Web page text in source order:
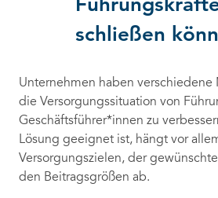
schließen
Unternehmen haben
die Versorgungssituation von
Geschäftsführer*innen zu
Lösung geeignet ist, hängt vor
Versorgungszielen, der
den Beitragsgrößen ab.